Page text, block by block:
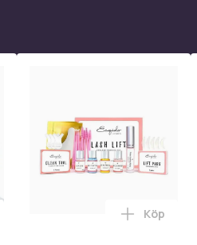
repor.
repor, men
som visar
perfekt.
- USB-C 2m i varukorgen
med 2M USB-C till USB-C
2-pack Samsung Lägg till
Köp